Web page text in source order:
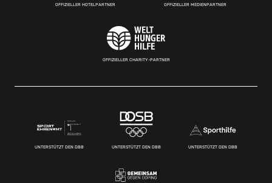
OFFIZIELLER HOTELPARTNER OFFIZIELLER MEDIENPARTNER
OFFIZIELLER CHARITY-PARTNER
UNTERSTÜTZT DEN DBB UNTERSTÜTZT DEN DBB UNTERSTÜTZT DEN DBB